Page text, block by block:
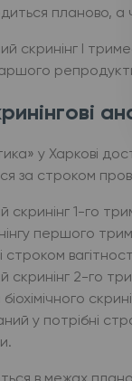
планово, а
I
у Харкові
за строком
скринінг 1-го
першого
скринінг 2-го
у потрібні